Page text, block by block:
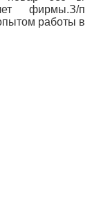
фирмы.З/п
работы в